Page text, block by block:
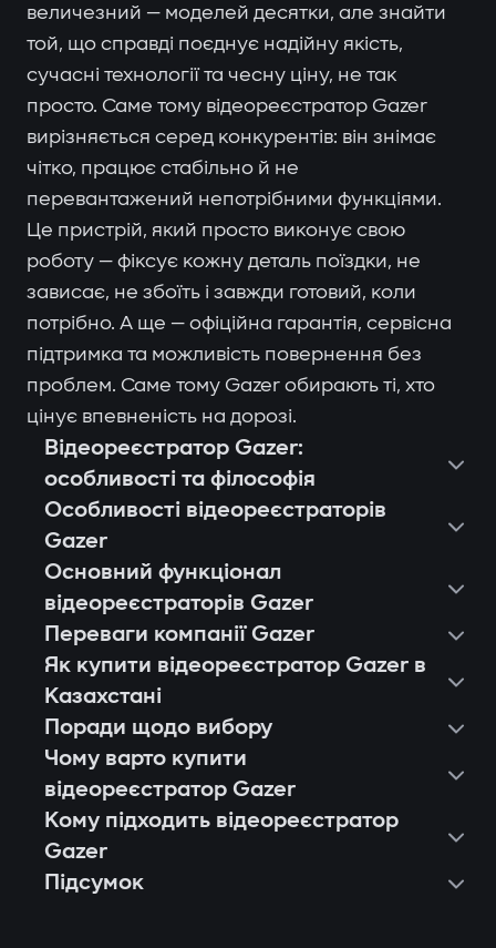
величезний — моделей десятки, але знайти
той, що справді поєднує надійну якість,
сучасні технології та чесну ціну, не так
просто. Саме тому відеореєстратор Gazer
вирізняється серед конкурентів: він знімає
чітко, працює стабільно й не
перевантажений непотрібними функціями.
Це пристрій, який просто виконує свою
роботу — фіксує кожну деталь поїздки, не
зависає, не збоїть і завжди готовий, коли
потрібно. А ще — офіційна гарантія, сервісна
підтримка та можливість повернення без
проблем. Саме тому Gazer обирають ті, хто
цінує впевненість на дорозі.
Відеореєстратор Gazer:
особливості та філософія
Особливості відеореєстраторів
Gazer
Основний функціонал
відеореєстраторів Gazer
Переваги компанії Gazer
Як купити відеореєстратор Gazer в
Казахстані
Поради щодо вибору
Чому варто купити
відеореєстратор Gazer
Європейська якість і стабільність.
Кожен відеореєстратор Gazer
проходить тестування на тисячі годин
Кому підходить відеореєстратор
Gazer
Власникам легкових авто, які хочуть
Підсумок